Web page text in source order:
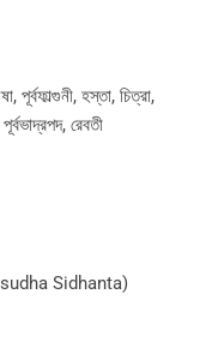
পূর্বফাল্গুনী, হস্তা, চিত্রা,
পূর্বভাদ্রপদ, রেবতী
Sidhanta)